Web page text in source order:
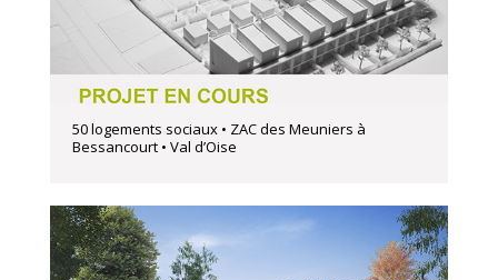
50 logements sociaux • ZAC des Meuniers à
Bessancourt • Val d’Oise